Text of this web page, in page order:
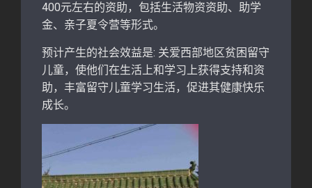
400元左右的资助，包括生活物资资助、助学
金、亲子夏令营等形式。
预计产生的社会效益是: 关爱西部地区贫困留守
儿童，使他们在生活上和学习上获得支持和资
助，丰富留守儿童学习生活，促进其健康快乐
成长。